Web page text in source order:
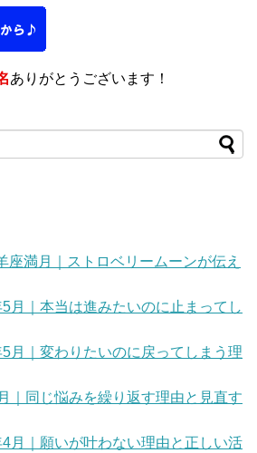
ありがとうございます！
座満月｜ストロベリームーンが伝え
月｜本当は進みたいのに止まってし
月｜変わりたいのに戻ってしまう理
｜同じ悩みを繰り返す理由と見直す
月｜願いが叶わない理由と正しい活